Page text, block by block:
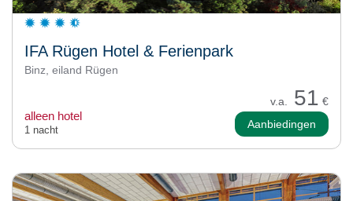
IFA Rügen Hotel & Ferienpark
Binz, eiland Rügen
v.a. 51 €
alleen hotel
1 nacht Aanbiedingen